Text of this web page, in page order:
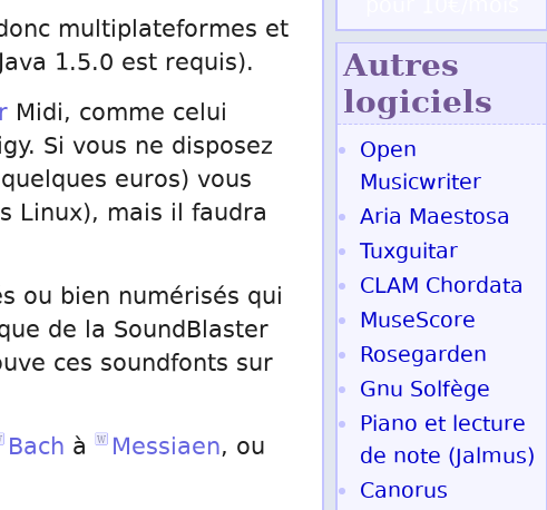
multiplateformes et
1.5.0 est requis).
Midi, comme celui
Si vous ne disposez
euros) vous
Linux), mais il faudra
ou bien numérisés qui
de la SoundBlaster
ces soundfonts sur
Bach à Messiaen, ou
Autres
logiciels
Open
Musicwriter
Aria Maestosa
Tuxguitar
CLAM Chordata
MuseScore
Rosegarden
Gnu Solfège
Piano et lecture
de note (Jalmus)
Canorus